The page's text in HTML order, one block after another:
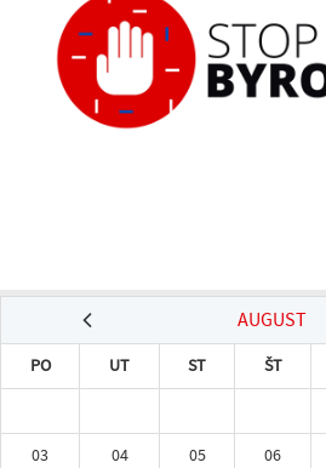
AUGUST
PO UT ST ŠT
03
04 05 06